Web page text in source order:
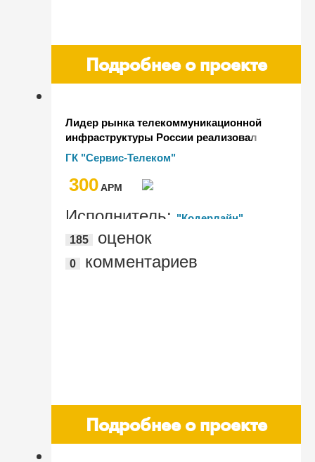
Подробнее о проекте
Лидер рынка телекоммуникационной
инфраструктуры России реализовал
собственную систему управления
платежами путем интеграции
1С:Документооборот с 1С:Управление
ГК "Сервис-Телеком"
300AРМ
Исполнитель: "Кодерлайн"
185
оценок
0 комментариев
Подробнее о проекте